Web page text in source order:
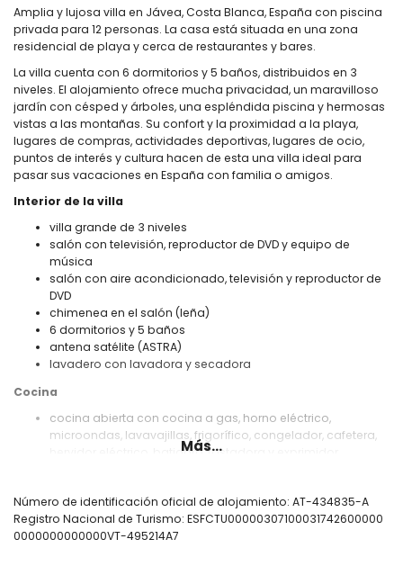
Amplia y lujosa villa en Jávea, Costa Blanca, España con piscina
privada para 12 personas. La casa está situada en una zona
residencial de playa y cerca de restaurantes y bares.
La villa cuenta con 6 dormitorios y 5 baños, distribuidos en 3
niveles. El alojamiento ofrece mucha privacidad, un maravilloso
jardín con césped y árboles, una espléndida piscina y hermosas
vistas a las montañas. Su confort y la proximidad a la playa,
lugares de compras, actividades deportivas, lugares de ocio,
puntos de interés y cultura hacen de esta una villa ideal para
pasar sus vacaciones en España con familia o amigos.
Interior de la villa
villa grande de 3 niveles
salón con televisión, reproductor de DVD y equipo de
música
salón con aire acondicionado, televisión y reproductor de
DVD
chimenea en el salón (leña)
6 dormitorios y 5 baños
antena satélite (ASTRA)
lavadero con lavadora y secadora
Cocina
cocina abierta con cocina a gas, horno eléctrico,
microondas, lavavajillas, frigorífico, congelador, cafetera,
hervidor eléctrico, batidora, tostadora y exprimidor
2 dormitorios con aire acondicionado, cada uno con
cama doble y baño en suite
dormitorio con aire acondicionado y cama doble
Más...
Número de identificación oficial de alojamiento: AT-434835-A
Registro Nacional de Turismo: ESFCTU00000307100031742600000
0000000000000VT-495214A7